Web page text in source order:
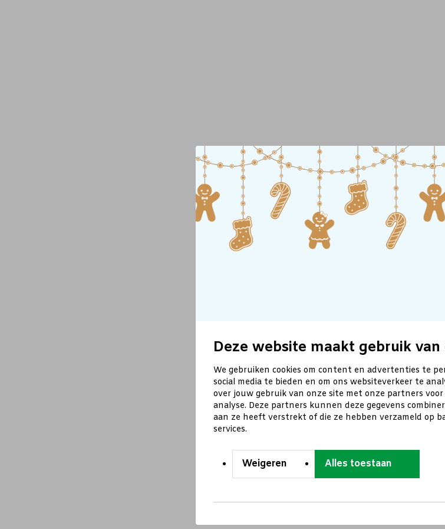
Deze website maakt gebruik van
We gebruiken cookies om content en advertenties te
social media te bieden en om ons websiteverkeer te
over jouw gebruik van onze site met onze partners voor
analyse. Deze partners kunnen deze gegevens
aan ze heeft verstrekt of die ze hebben verzameld op
services.
Weigeren Alles toestaan